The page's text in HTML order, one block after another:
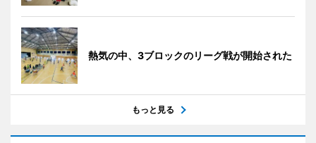
熱気の中、3ブロックのリーグ戦が開始された
もっと見る